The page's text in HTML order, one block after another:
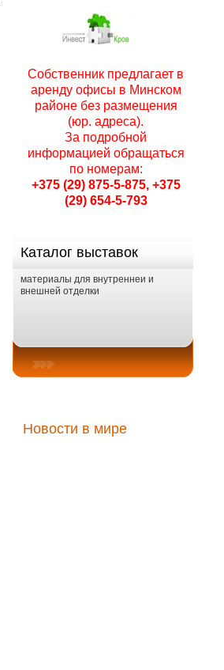
описаны ценные советы и
рекомендации для
профессиональных строителей.
Собственник предлагает в
аренду офисы в Минском
районе без размещения
(юр. адреса).
За подробной
информацией обращаться
по номерам:
+375 (29) 875-5-875, +375
(29) 654-5-793
Каталог выставок
Белкоммунтех-2010
Жилищно-коммунальное хозяйство
и дорожное строительство.
19.04.2011 - 22.04.2011
"Белорусская строительная
неделя"
Окна, двери, крыши, стекло.
Коттеджное строительство,
внешней отделки
Новости в мире